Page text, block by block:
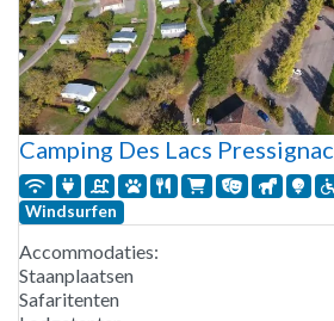
Camping Des Lacs Pressignac
Windsurfen
Accommodaties:
Staanplaatsen
Safaritenten